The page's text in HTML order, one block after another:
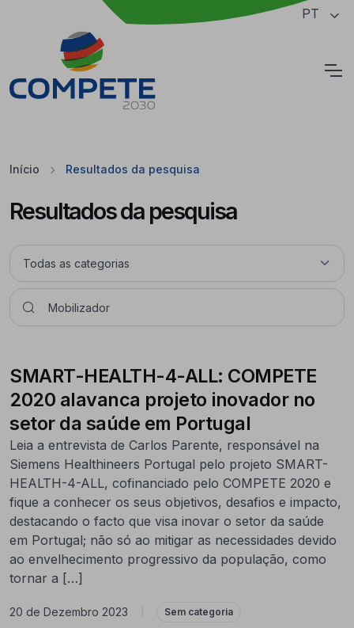
Saltar para o conteúdo principal da página PT
Início Resultados da pesquisa
Resultados da pesquisa
SMART-HEALTH-4-ALL: COMPETE
2020 alavanca projeto inovador no
setor da saúde em Portugal
Leia a entrevista de Carlos Parente, responsável na
Siemens Healthineers Portugal pelo projeto SMART-
HEALTH-4-ALL, cofinanciado pelo COMPETE 2020 e
fique a conhecer os seus objetivos, desafios e impacto,
destacando o facto que visa inovar o setor da saúde
em Portugal; não só ao mitigar as necessidades devido
ao envelhecimento progressivo da população, como
tornar a […]
20 de Dezembro 2023 Sem categoria